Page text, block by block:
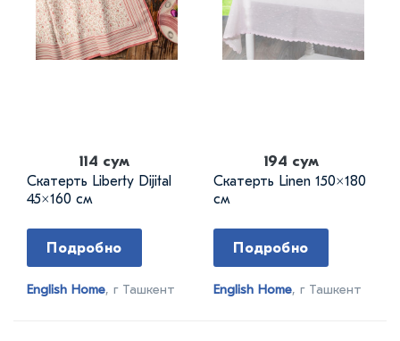
114 сум
Скатерть Liberty Dijital
45×160 см
Подробно
English Home, г Ташкент
194 сум
Скатерть Linen 150×180
см
Подробно
English Home, г Ташкент